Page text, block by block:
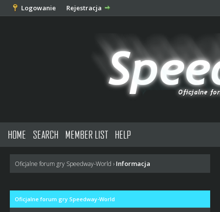
Logowanie Rejestracja
HOME SEARCH MEMBER LIST HELP
Oficjalne forum gry Speedway-World › Informacja
Oficjalne forum gry Speedway-World